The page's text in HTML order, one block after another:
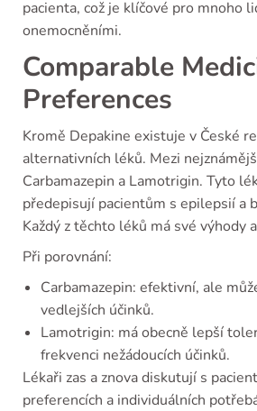
pacienta, což je klíčové pro mnoho
onemocněními.
Comparable
Preferences
Kromě Depakine existuje v České
alternativních léků. Mezi
Carbamazepin a Lamotrigin. Tyto
předepisují pacientům s epilepsií a
Každý z těchto léků má své výhody
Při porovnání:
Carbamazepin: efektivní, ale
vedlejších účinků.
Lamotrigin: má obecně lepší
frekvenci nežádoucích účinků.
Lékaři zas a znova diskutují s
preferencích a individuálních